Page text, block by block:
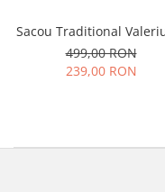
Sacou Traditional
499,00 RON
239,00 RON